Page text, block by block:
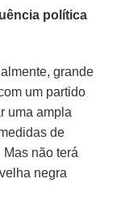
política
grande
um partido
uma ampla
de
não terá
negra